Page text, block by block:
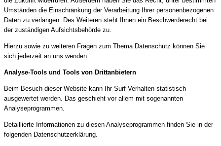
Umständen die Einschränkung der Verarbeitung Ihrer personenbezogenen
Daten zu verlangen. Des Weiteren steht Ihnen ein Beschwerderecht bei
der zuständigen Aufsichtsbehörde zu.
Hierzu sowie zu weiteren Fragen zum Thema Datenschutz können Sie
sich jederzeit an uns wenden.
Analyse-Tools und Tools von Dritt­anbietern
Beim Besuch dieser Website kann Ihr Surf-Verhalten statistisch
ausgewertet werden. Das geschieht vor allem mit sogenannten
Analyseprogrammen.
Detaillierte Informationen zu diesen Analyseprogrammen finden Sie in der
folgenden Datenschutzerklärung.